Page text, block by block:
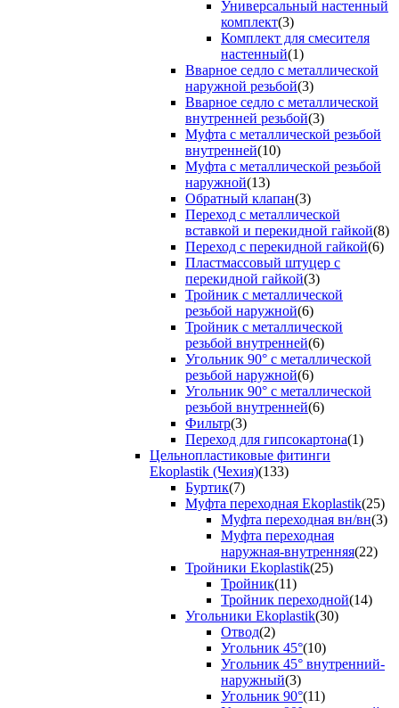
Универсальный настенный
комплект(3)
Комплект для смесителя
настенный(1)
Вварное седло с металлической
наружной резьбой(3)
Вварное седло с металлической
внутренней резьбой(3)
Муфта с металлической резьбой
внутренней(10)
Муфта с металлической резьбой
наружной(13)
Обратный клапан(3)
Переход с металлической
вставкой и перекидной гайкой(8)
Переход с перекидной гайкой(6)
Пластмассовый штуцер с
перекидной гайкой(3)
Тройник с металлической
резьбой наружной(6)
Тройник с металлической
резьбой внутренней(6)
Угольник 90° с металлической
резьбой наружной(6)
Угольник 90° с металлической
резьбой внутренней(6)
Фильтр(3)
Переход для гипсокартона(1)
Цельнопластиковые фитинги
Ekoplastik (Чехия)(133)
Буртик(7)
Муфта переходная Ekoplastik(25)
Муфта переходная вн/вн(3)
Муфта переходная
наружная-внутренняя(22)
Тройники Ekoplastik(25)
Тройник(11)
Тройник переходной(14)
Угольники Ekoplastik(30)
Отвод(2)
Угольник 45°(10)
Угольник 45° внутренний-
наружный(3)
Угольник 90°(11)